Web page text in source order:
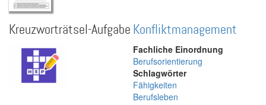
Kreuzworträtsel-Aufgabe Konfliktmanagement
Fachliche Einordnung
Berufsorientierung
Schlagwörter
Fähigkeiten
Berufsleben